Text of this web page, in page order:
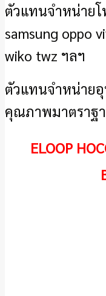
ตัวแทนจำหน่าย
samsung oppo
wiko twz ฯลฯ
ตัวแทนจำหน่าย
คุณภาพมาตราฐา
ELOOP